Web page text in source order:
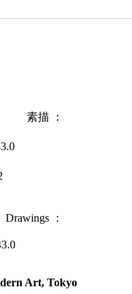
素描 ：
Drawings ：
Art, Tokyo